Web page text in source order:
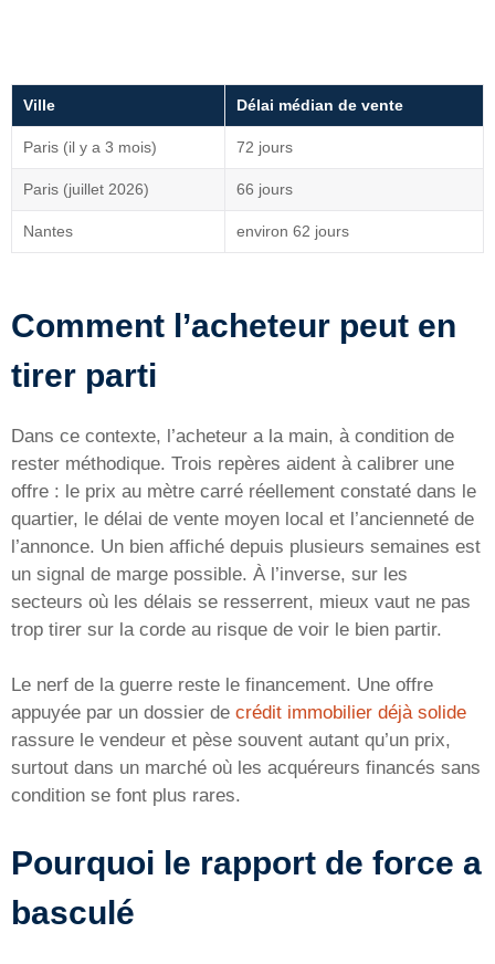
Ville Délai médian de vente
Paris (il y a 3 mois) 72 jours
Paris (juillet 2026) 66 jours
Nantes environ 62 jours
Comment l’acheteur peut en
tirer parti
Dans ce contexte, l’acheteur a la main, à condition de
rester méthodique. Trois repères aident à calibrer une
offre : le prix au mètre carré réellement constaté dans le
quartier, le délai de vente moyen local et l’ancienneté de
l’annonce. Un bien affiché depuis plusieurs semaines est
un signal de marge possible. À l’inverse, sur les
secteurs où les délais se resserrent, mieux vaut ne pas
trop tirer sur la corde au risque de voir le bien partir.
Le nerf de la guerre reste le financement. Une offre
appuyée par un dossier de crédit immobilier déjà solide
rassure le vendeur et pèse souvent autant qu’un prix,
surtout dans un marché où les acquéreurs financés sans
condition se font plus rares.
Pourquoi le rapport de force a
basculé